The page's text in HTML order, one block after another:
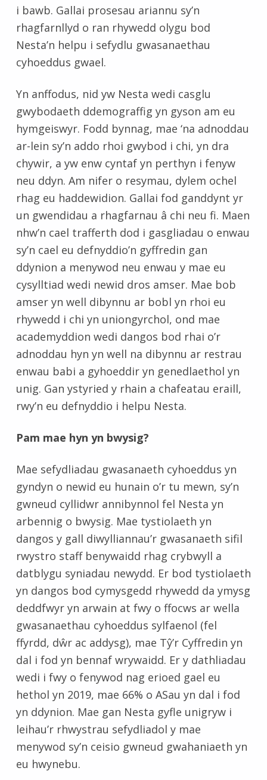
i bawb. Gallai prosesau ariannu sy’n
rhagfarnllyd o ran rhywedd olygu bod
Nesta’n helpu i sefydlu gwasanaethau
cyhoeddus gwael.
Yn anffodus, nid yw Nesta wedi casglu
gwybodaeth ddemograffig yn gyson am eu
hymgeiswyr. Fodd bynnag, mae ‘na adnoddau
ar-lein sy’n addo rhoi gwybod i chi, yn dra
chywir, a yw enw cyntaf yn perthyn i fenyw
neu ddyn. Am nifer o resymau, dylem ochel
rhag eu haddewidion. Gallai fod ganddynt yr
un gwendidau a rhagfarnau â chi neu fi. Maen
nhw’n cael trafferth dod i gasgliadau o enwau
sy’n cael eu defnyddio’n gyffredin gan
ddynion a menywod neu enwau y mae eu
cysylltiad wedi newid dros amser. Mae bob
amser yn well dibynnu ar bobl yn rhoi eu
rhywedd i chi yn uniongyrchol, ond mae
academyddion wedi dangos bod rhai o’r
adnoddau hyn yn well na dibynnu ar restrau
enwau babi a gyhoeddir yn genedlaethol yn
unig. Gan ystyried y rhain a chafeatau eraill,
rwy’n eu defnyddio i helpu Nesta.
Pam mae hyn yn bwysig?
Mae sefydliadau gwasanaeth cyhoeddus yn
gyndyn o newid eu hunain o’r tu mewn, sy’n
gwneud cyllidwr annibynnol fel Nesta yn
arbennig o bwysig. Mae tystiolaeth yn
dangos y gall diwylliannau’r gwasanaeth sifil
rwystro staff benywaidd rhag crybwyll a
datblygu syniadau newydd. Er bod tystiolaeth
yn dangos bod cymysgedd rhywedd da ymysg
deddfwyr yn arwain at fwy o ffocws ar wella
gwasanaethau cyhoeddus sylfaenol (fel
ffyrdd, dŵr ac addysg), mae Tŷ’r Cyffredin yn
dal i fod yn bennaf wrywaidd. Er y dathliadau
wedi i fwy o fenywod nag erioed gael eu
hethol yn 2019, mae 66% o ASau yn dal i fod
yn ddynion. Mae gan Nesta gyfle unigryw i
leihau’r rhwystrau sefydliadol y mae
menywod sy’n ceisio gwneud gwahaniaeth yn
eu hwynebu.